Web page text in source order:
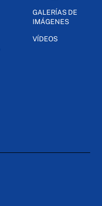
GALERÍAS DE
IMÁGENES
VÍDEOS